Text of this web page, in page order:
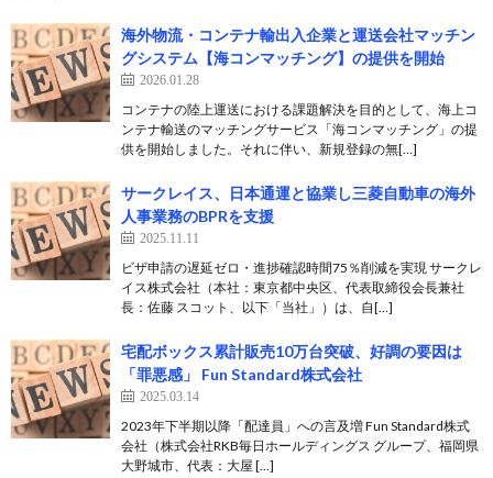
海外物流・コンテナ輸出入企業と運送会社マッチン
グシステム【海コンマッチング】の提供を開始
2026.01.28
コンテナの陸上運送における課題解決を目的として、海上コ
ンテナ輸送のマッチングサービス「海コンマッチング」の提
供を開始しました。それに伴い、新規登録の無[…]
サークレイス、日本通運と協業し三菱自動車の海外
人事業務のBPRを支援
2025.11.11
ビザ申請の遅延ゼロ・進捗確認時間75％削減を実現 サークレ
イス株式会社（本社：東京都中央区、代表取締役会長兼社
長：佐藤 スコット、以下「当社」）は、自[…]
宅配ボックス累計販売10万台突破、好調の要因は
「罪悪感」 Fun Standard株式会社
2025.03.14
2023年下半期以降「配達員」への言及増 Fun Standard株式
会社（株式会社RKB毎日ホールディングス グループ、福岡県
大野城市、代表：大屋 […]